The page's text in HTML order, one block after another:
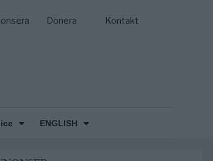
Donera Kontakt
ENGLISH